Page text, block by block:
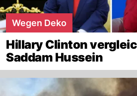
Wegen Deko
Hillary Clinton
Saddam Hussein